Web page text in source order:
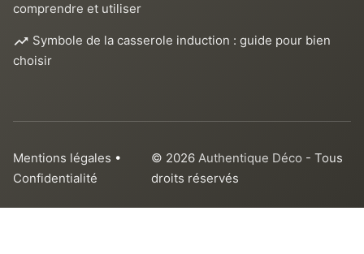
comprendre et utiliser
Symbole de la casserole induction : guide pour bien
choisir
Mentions légales •
Confidentialité
© 2026Authentique Déco - Tous
droits réservés